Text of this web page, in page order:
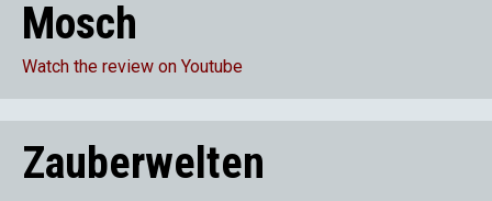
Mosch
Watch the review on Youtube
Zauberwelten